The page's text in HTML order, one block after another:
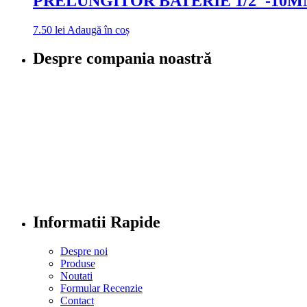
7.50 lei Adaugă în coș
Despre compania noastră
Informatii Rapide
Despre noi
Produse
Noutati
Formular Recenzie
Contact